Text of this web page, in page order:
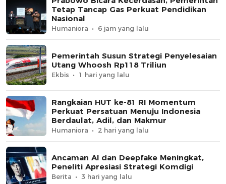
Tetap Tancap Gas Perkuat Pendidikan
Nasional
Humaniora 6 jam yang lalu
Pemerintah Susun Strategi Penyelesaian
Utang Whoosh Rp118 Triliun
Ekbis 1 hari yang lalu
Rangkaian HUT ke-81 RI Momentum
Perkuat Persatuan Menuju Indonesia
Berdaulat, Adil, dan Makmur
Humaniora 2 hari yang lalu
Ancaman AI dan Deepfake Meningkat,
Peneliti Apresiasi Strategi Komdigi
Berita 3 hari yang lalu